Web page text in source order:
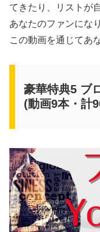
てきたり、リストが
あなたのファンにな
この動画を通じてあ
豪華特典5 ブ
(動画9本・計